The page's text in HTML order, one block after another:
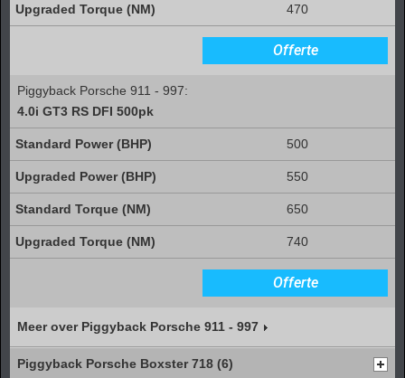
470
Offerte
Piggyback Porsche 911 - 997:
4.0i GT3 RS DFI 500pk
500
550
650
740
Offerte
Meer over Piggyback Porsche 911 - 997
Piggyback Porsche Boxster 718 (6)